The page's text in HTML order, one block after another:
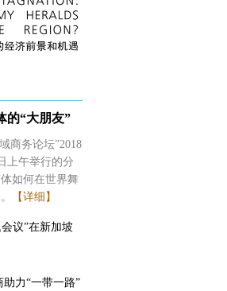
的“大朋友”
商务论坛”2018
上午举行的分
如何在世界舞
【详细】
议”在新加坡
力“一带一路”